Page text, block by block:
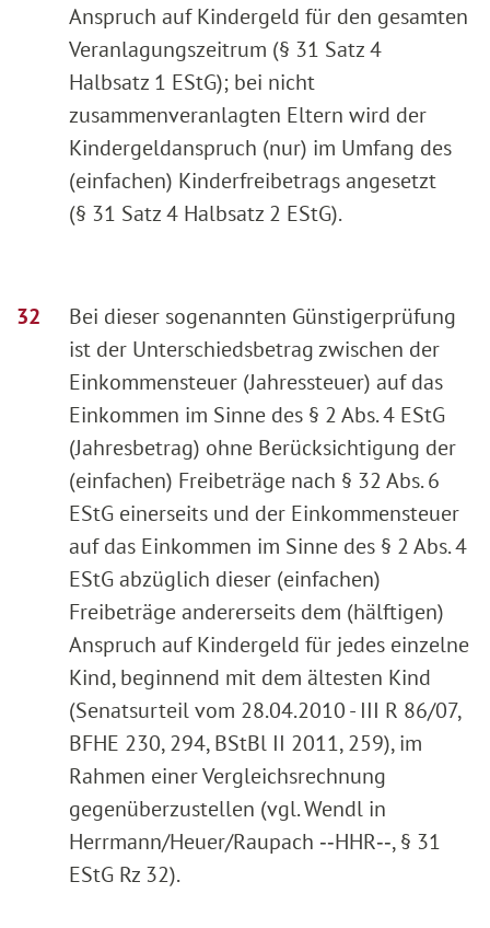
Anspruch auf Kindergeld für den gesamten
Veranlagungszeitrum (§ 31 Satz 4
Halbsatz 1 EStG); bei nicht
zusammenveranlagten Eltern wird der
Kindergeldanspruch (nur) im Umfang des
(einfachen) Kinderfreibetrags angesetzt
(§ 31 Satz 4 Halbsatz 2 EStG).
Bei dieser sogenannten Günstigerprüfung
ist der Unterschiedsbetrag zwischen der
Einkommensteuer (Jahressteuer) auf das
Einkommen im Sinne des § 2 Abs. 4 EStG
(Jahresbetrag) ohne Berücksichtigung der
(einfachen) Freibeträge nach § 32 Abs. 6
EStG einerseits und der Einkommensteuer
auf das Einkommen im Sinne des § 2 Abs. 4
EStG abzüglich dieser (einfachen)
Freibeträge andererseits dem (hälftigen)
Anspruch auf Kindergeld für jedes einzelne
Kind, beginnend mit dem ältesten Kind
(Senatsurteil vom 28.04.2010 - III R 86/07,
BFHE 230, 294, BStBl II 2011, 259), im
Rahmen einer Vergleichsrechnung
gegenüberzustellen (vgl. Wendl in
Herrmann/Heuer/Raupach ‑‑HHR‑‑, § 31
EStG Rz 32).